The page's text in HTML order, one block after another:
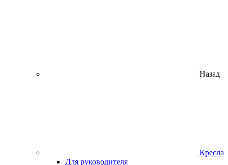
Назад
Кресла
Для руководителя